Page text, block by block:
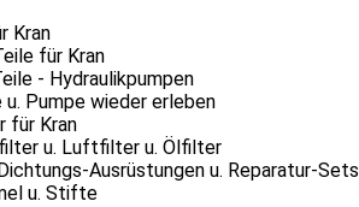
Kran
für Kran
- Hydraulikpumpen
u. Pumpe wieder erleben
für Kran
u. Luftfilter u. Ölfilter
Ausrüstungen u. Reparatur-Sets
u. Stifte